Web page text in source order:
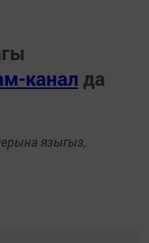
канал да
языгыз,